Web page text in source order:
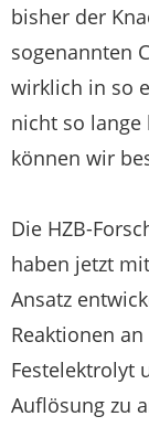
bisher der
sogenannten
wirklich in so
nicht so lange
können wir
Die HZB-
haben jetzt
Ansatz
Reaktionen
Festelektrolyt
Auflösung zu